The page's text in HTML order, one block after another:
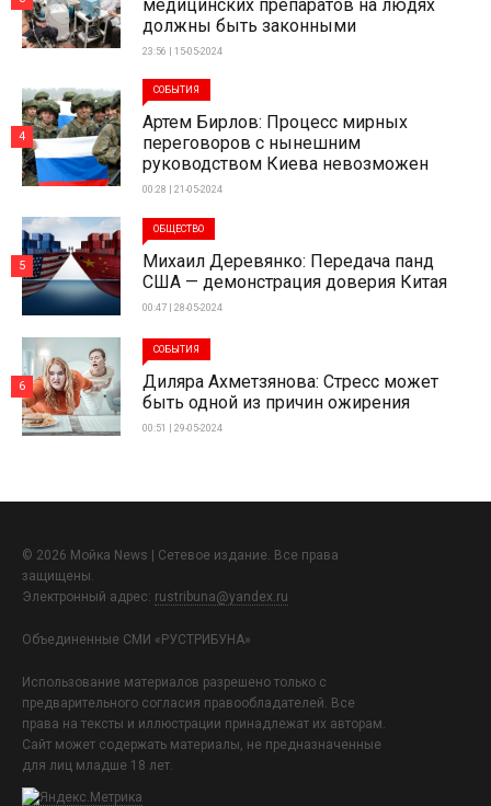
медицинских препаратов на людях
должны быть законными
23:56 | 15-05-2024
СОБЫТИЯ
Артем Бирлов: Процесс мирных
переговоров с нынешним
руководством Киева невозможен
00:28 | 21-05-2024
4
ОБЩЕСТВО
Михаил Деревянко: Передача панд
США — демонстрация доверия Китая
00:47 | 28-05-2024
5
СОБЫТИЯ
Диляра Ахметзянова: Стресс может
быть одной из причин ожирения
00:51 | 29-05-2024
6
© 2026 Мойка News | Сетевое издание. Все права
защищены.
Электронный адрес: rustribuna@yandex.ru
Объединенные СМИ «РУСТРИБУНА»
Использование материалов разрешено только с
предварительного согласия правообладателей. Все
права на тексты и иллюстрации принадлежат их авторам.
Сайт может содержать материалы, не предназначенные
для лиц младше 18 лет.